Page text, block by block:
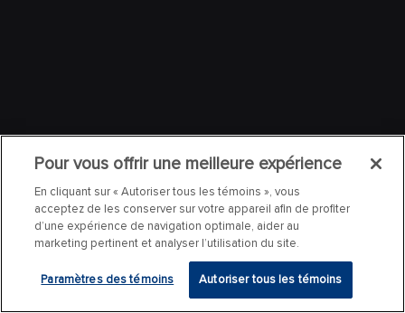
Pour vous offrir une meilleure expérience
En cliquant sur « Autoriser tous les témoins », vous
acceptez de les conserver sur votre appareil afin de profiter
d’une expérience de navigation optimale, aider au
marketing pertinent et analyser l’utilisation du site.
Paramètres des témoins Autoriser tous les témoins